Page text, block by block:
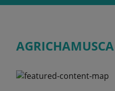
AGRICHAMUSCA